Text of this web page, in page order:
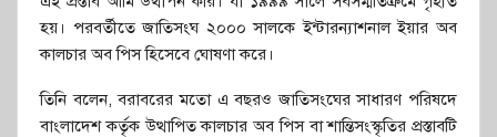
হয়। পরবর্তীতে জাতিসংঘ ২০০০ সালকে ইন্টারন্যাশনাল ইয়ার অব
কালচার অব পিস হিসেবে ঘোষণা করে।
তিনি বলেন, বরাবরের মতো এ বছরও জাতিসংঘের সাধারণ পরিষদে
বাংলাদেশ কর্তৃক উত্থাপিত কালচার অব পিস বা শান্তিসংস্কৃতির প্রস্তাবটি